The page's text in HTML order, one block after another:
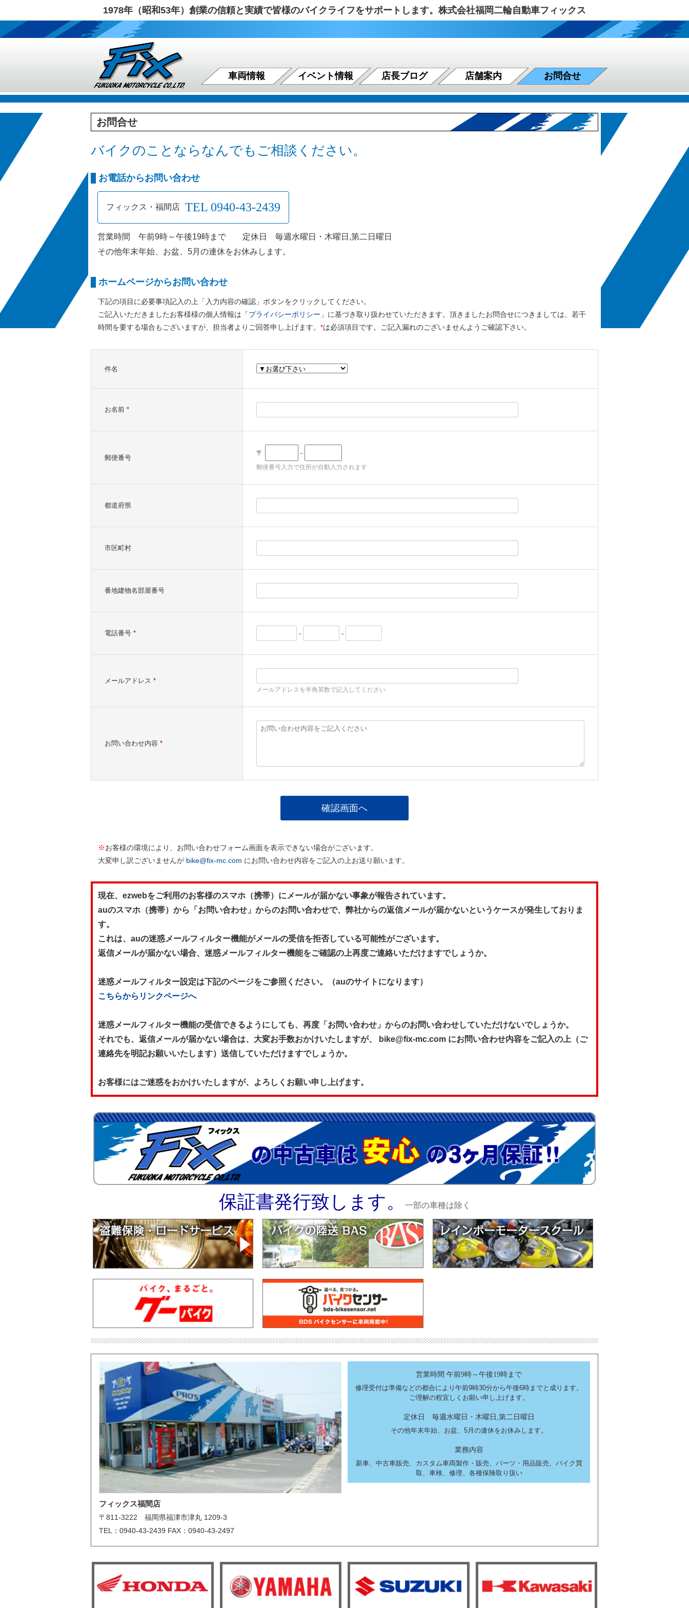
1978年（昭和53年）創業の信頼と実績で皆様のバイクライフをサポートします。株式会社福岡二輪自動車フィックス
車両情報 イベント情報 店長ブログ 店舗案内 お問合せ
お問合せ
バイクのことならなんでもご相談ください。
お電話からお問い合わせ
フィックス・福間店 TEL 0940-43-2439
営業時間 午前9時～午後19時まで 定休日
毎週水曜日・木曜日,第二日曜日
その他年末年始、お盆、5月の連休をお休みします。
ホームページからお問い合わせ
下記の項目に必要事項記入の上「入力内容の確認」ボタンをクリックしてください。
ご記入いただきましたお客様様の個人情報は「プライバシーポリシー 」に基づき取り扱わせていただきます。頂きましたお問合せにつきましては、若干
時間を要する場合もございますが、担当者よりご回答申し上げます。 *は必須項目です。ご記入漏れのございませんようご確認下さい。
件名
お名前 *
郵便番号
〒 -
郵便番号入力で住所が自動入力されます
都道府県
市区町村
番地建物名部屋番号
電話番号 * - -
メールアドレス *
メールアドレスを半角英数で記入してください
お問い合わせ内容 *
※お客様の環境により、お問い合わせフォーム画面を表示できない場合がございます。
大変申し訳ございませんが bike@fix-mc.com にお問い合わせ内容をご記入の上お送り願います。
現在、ezwebをご利用のお客様のスマホ（携帯）にメールが届かない事象が報告されています。
auのスマホ（携帯）から「お問い合わせ」からのお問い合わせで、弊社からの返信メールが届かないというケースが発生しておりま
す。
これは、auの迷惑メールフィルター機能がメールの受信を拒否している可能性がございます。
返信メールが届かない場合、迷惑メールフィルター機能をご確認の上再度ご連絡いただけますでしょうか。
迷惑メールフィルター設定は下記のページをご参照ください。（auのサイトになります）
こちらからリンクページへ
迷惑メールフィルター機能の受信できるようにしても、再度「お問い合わせ」からのお問い合わせしていただけないでしょうか。
それでも、返信メールが届かない場合は、大変お手数おかけいたしますが、 bike@fix-mc.com にお問い合わせ内容をご記入の上（ご
連絡先を明記お願いいたします）送信していただけますでしょうか。
お客様にはご迷惑をおかけいたしますが、よろしくお願い申し上げます。
保証書発行致します。 一部の車種は除く
フィックス福間店
〒811-3222 福岡県福津市津丸 1209-3
TEL：0940-43-2439 FAX：0940-43-2497
営業時間 午前9時～午後19時まで
修理受付は準備などの都合により午前9時30分から午後6時までと成ります。
ご理解の程宜しくお願い申し上げます。
定休日 毎週水曜日・木曜日,第二日曜日
その他年末年始、お盆、5月の連休をお休みします。
業務内容
新車、中古車販売、カスタム車両製作・販売、パーツ・用品販売、バイク買
取、車検、修理、各種保険取り扱い